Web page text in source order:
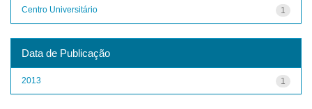
1
Centro Universitário
Data de Publicação
1
2013